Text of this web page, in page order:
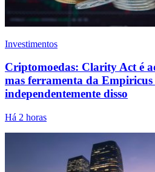
Investimentos
Criptomoedas: Clarity Act é
mas ferramenta da
independentemente disso
Há 2 horas